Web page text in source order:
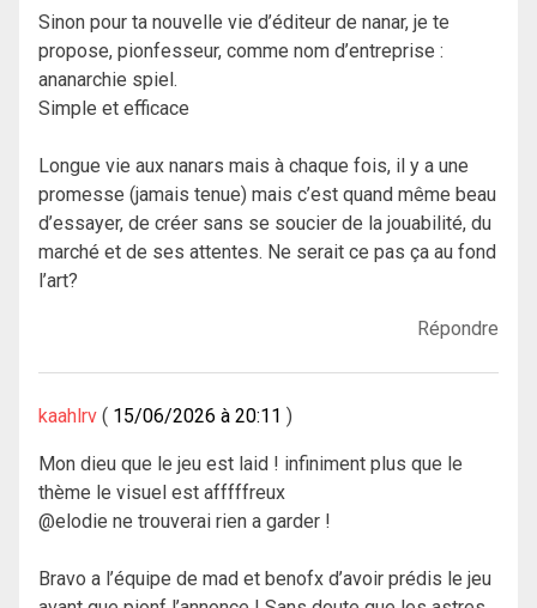
Sinon pour ta nouvelle vie d’éditeur de nanar, je te
propose, pionfesseur, comme nom d’entreprise :
ananarchie spiel.
Simple et efficace
Longue vie aux nanars mais à chaque fois, il y a une
promesse (jamais tenue) mais c’est quand même beau
d’essayer, de créer sans se soucier de la jouabilité, du
marché et de ses attentes. Ne serait ce pas ça au fond
l’art?
Répondre
kaahlrv 15/06/2026 à 20:11
Mon dieu que le jeu est laid ! infiniment plus que le
thème le visuel est afffffreux
@elodie ne trouverai rien a garder !
Bravo a l’équipe de mad et benofx d’avoir prédis le jeu